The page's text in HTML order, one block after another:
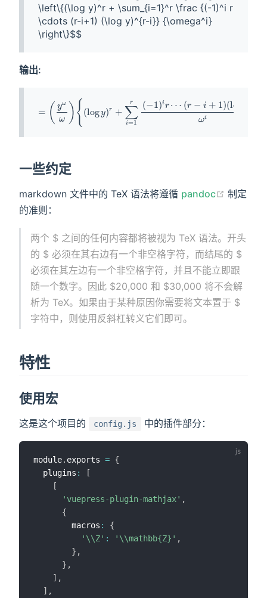
\left\{(\log y)^r + \sum_{i=1}^r \frac {(-1)^i r
\cdots (r-i+1) (\log y)^{r-i}} {\omega^i}
输出:
一些约定
markdown 文件中的 TeX 语法将遵循 pandoc
制定
的准则：
两个 $ 之间的任何内容都将被视为 TeX 语法。开头
的 $ 必须在其右边有一个非空格字符，而结尾的 $
必须在其左边有一个非空格字符，并且不能立即跟
随一个数字。因此 $20,000 和 $30,000 将不会解
析为 TeX。如果由于某种原因你需要将文本置于 $
字符中，则使用反斜杠转义它们即可。
特性
使用宏
这是这个项目的 config.js 中的插件部分：
module. exports = {
  plugins
:
[
[
'vuepress-plugin-mathjax' ,
{
        macros
:
{
'\\Z' : '\\mathbb{Z}' ,
} ,
} ,
] ,
] ,